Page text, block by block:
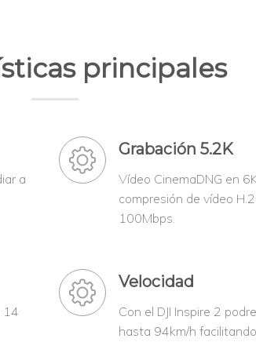
principales
a
Grabación 5.2K
Vídeo CinemaDNG en
compresión de vídeo
100Mbps.
14
Velocidad
Con el DJI Inspire 2
hasta 94km/h